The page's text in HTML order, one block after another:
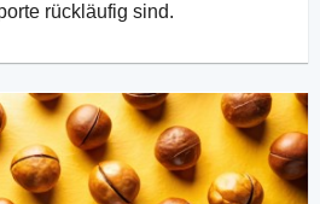
rückläufig sind.